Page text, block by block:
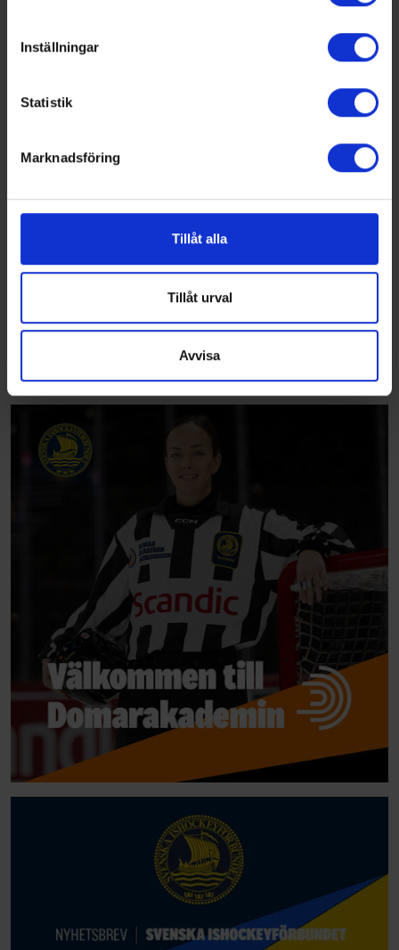
Ta reda på mer om hur dina personliga uppgifter
Du kan ändra eller dra tillbaka ditt samtycke när som
Vi använder enhetsidentifierare för att anpassa innehållet
för sociala medier och analysera vår trafik. Vi
vidarebefordrar även sådana identifierare och annan
annons- och analysföretag som vi samarbetar med.
Dessa kan i sin tur kombinera informationen med annan
samlat in när du har använt deras tjänster.
Inställningar
Statistik
Marknadsföring
Tillåt alla
Tillåt urval
Avvisa